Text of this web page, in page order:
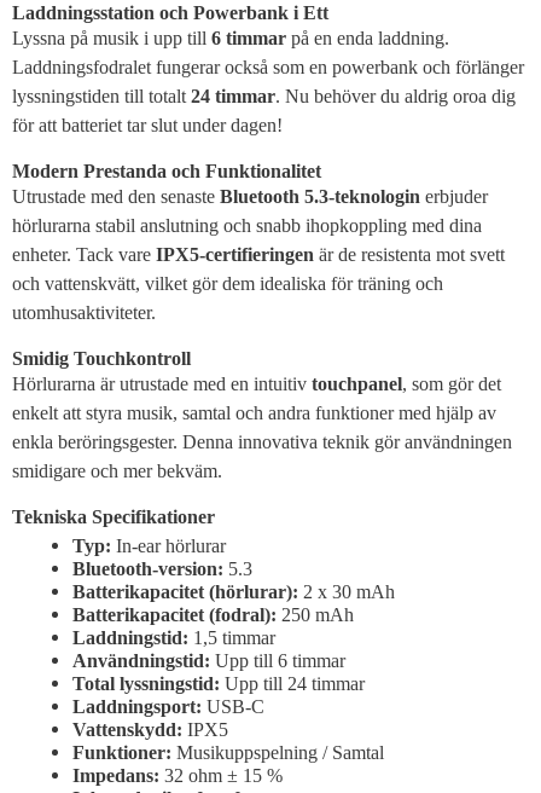
Laddningsstation och Powerbank i Ett
Lyssna på musik i upp till 6 timmar på en enda laddning.
Laddningsfodralet fungerar också som en powerbank och förlänger
lyssningstiden till totalt 24 timmar. Nu behöver du aldrig oroa dig
för att batteriet tar slut under dagen!
Modern Prestanda och Funktionalitet
Utrustade med den senaste Bluetooth 5.3-teknologin erbjuder
hörlurarna stabil anslutning och snabb ihopkoppling med dina
enheter. Tack vare IPX5-certifieringen är de resistenta mot svett
och vattenskvätt, vilket gör dem idealiska för träning och
utomhusaktiviteter.
Smidig Touchkontroll
Hörlurarna är utrustade med en intuitiv touchpanel, som gör det
enkelt att styra musik, samtal och andra funktioner med hjälp av
enkla beröringsgester. Denna innovativa teknik gör användningen
smidigare och mer bekväm.
Tekniska Specifikationer
Typ: In-ear hörlurar
Bluetooth-version: 5.3
Batterikapacitet (hörlurar): 2 x 30 mAh
Batterikapacitet (fodral): 250 mAh
Laddningstid: 1,5 timmar
Användningstid: Upp till 6 timmar
Total lyssningstid: Upp till 24 timmar
Laddningsport: USB-C
Vattenskydd: IPX5
Funktioner: Musikuppspelning / Samtal
Impedans: 32 ohm ± 15 %